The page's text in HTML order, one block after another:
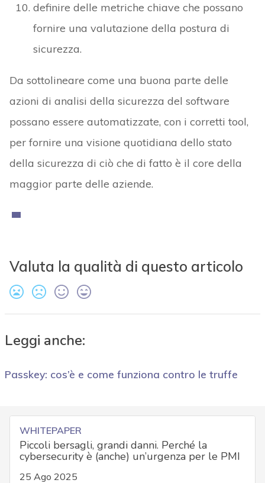
definire delle metriche chiave che possano
fornire una valutazione della postura di
sicurezza.
Da sottolineare come una buona parte delle
azioni di analisi della sicurezza del software
possano essere automatizzate, con i corretti tool,
per fornire una visione quotidiana dello stato
della sicurezza di ciò che di fatto è il core della
maggior parte delle aziende.
Valuta la qualità di questo articolo
Leggi anche:
Passkey: cos’è e come funziona contro le truffe
WHITEPAPER
Piccoli bersagli, grandi danni. Perché la
cybersecurity è (anche) un’urgenza per le PMI
25 Ago 2025